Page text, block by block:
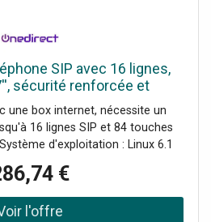
SIP avec 16 lignes,
sécurité renforcée et
(Wifi, Bluetooth).
une box internet, nécessite un
16 lignes SIP et 84 touches
d'exploitation : Linux 6.1
par IA et Acoustic Shield
10 participants Wifi 6 double
intégrés Ports Gigabit Ethernet,
€